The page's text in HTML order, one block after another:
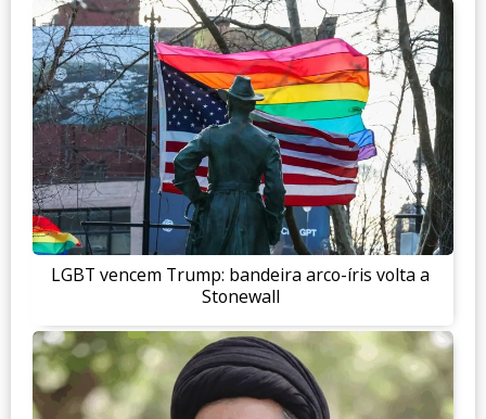
LGBT vencem Trump: bandeira arco-íris volta a
Stonewall